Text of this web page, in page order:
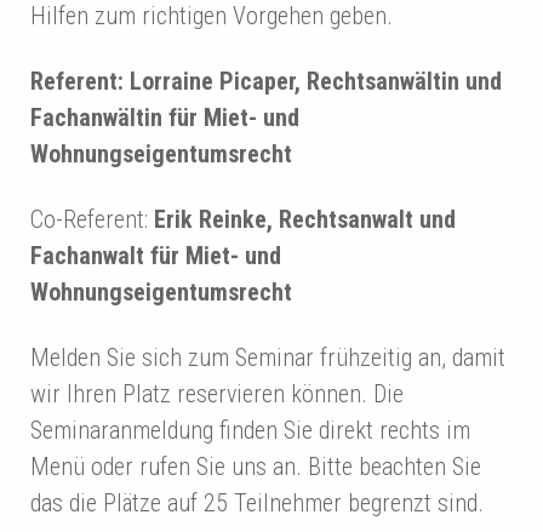
Hilfen zum richtigen Vorgehen geben.
Referent: Lorraine Picaper, Rechtsanwältin und
Fachanwältin für Miet- und
Wohnungseigentumsrecht
Co-Referent: Erik Reinke, Rechtsanwalt und
Fachanwalt für Miet- und
Wohnungseigentumsrecht
Melden Sie sich zum Seminar frühzeitig an, damit
wir Ihren Platz reservieren können. Die
Seminaranmeldung finden Sie direkt rechts im
Menü oder rufen Sie uns an. Bitte beachten Sie
das die Plätze auf 25 Teilnehmer begrenzt sind.